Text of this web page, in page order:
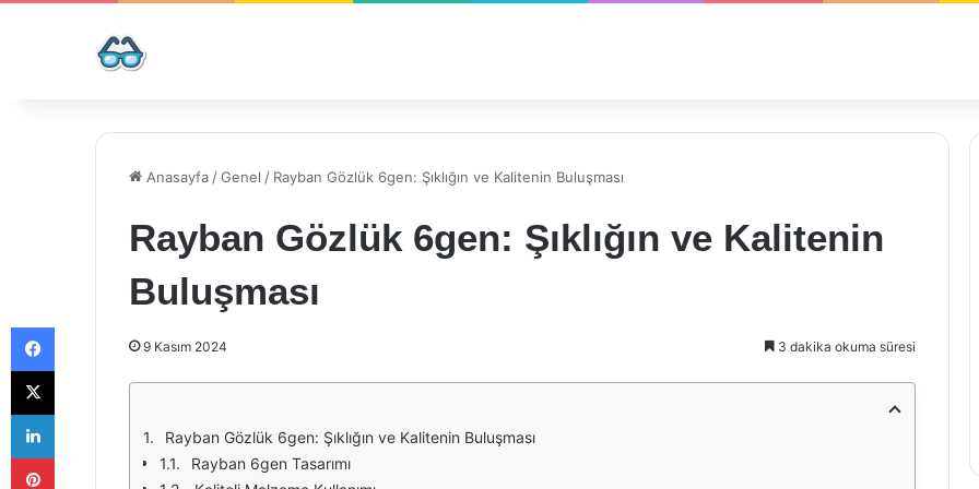
Anasayfa /Genel / Rayban Gözlük 6gen: Şıklığın ve Kalitenin Buluşması
Rayban Gözlük 6gen: Şıklığın ve Kalitenin
Buluşması
9 Kasım 2024 3 dakika okuma süresi
Rayban Gözlük 6gen: Şıklığın ve Kalitenin Buluşması
Rayban 6gen Tasarımı
Facebook
X
LinkedIn
Pinterest